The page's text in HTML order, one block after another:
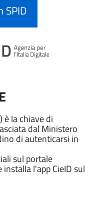
SPID
è la chiave di
dal Ministero
di autenticarsi in
sul portale
installa l'app CieID sul